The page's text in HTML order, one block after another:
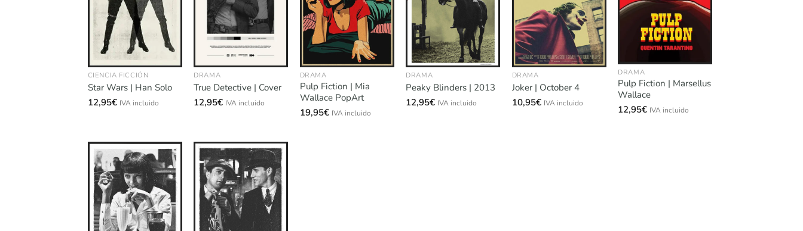
CIENCIA FICCIÓN
Star Wars | Han Solo
12,95€ IVA incluido
DRAMA
True Detective | Cover
12,95€ IVA incluido
DRAMA
Pulp Fiction | Mia
Wallace PopArt
19,95€ IVA incluido
DRAMA
Peaky Blinders | 2013
12,95€ IVA incluido
DRAMA
Joker | October 4
10,95€ IVA incluido
DRAMA
Pulp Fiction | Marsellus
Wallace
12,95€ IVA incluido